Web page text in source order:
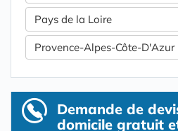
Pays de la Loire
Provence-Alpes-Côte-D'Azur
Demande de
domicile gratuit